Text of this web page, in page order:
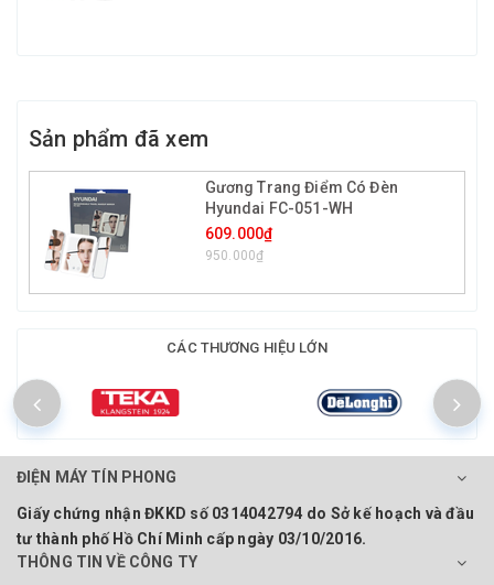
Sản phẩm đã xem
Gương Trang Điểm Có Đèn
Hyundai FC-051-WH
609.000₫
950.000₫
CÁC THƯƠNG HIỆU LỚN
ĐIỆN MÁY TÍN PHONG
Giấy chứng nhận ĐKKD số 0314042794 do Sở kế hoạch và đầu
tư thành phố Hồ Chí Minh cấp ngày 03/10/2016.
THÔNG TIN VỀ CÔNG TY